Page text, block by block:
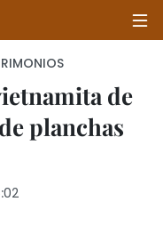
de
planchas